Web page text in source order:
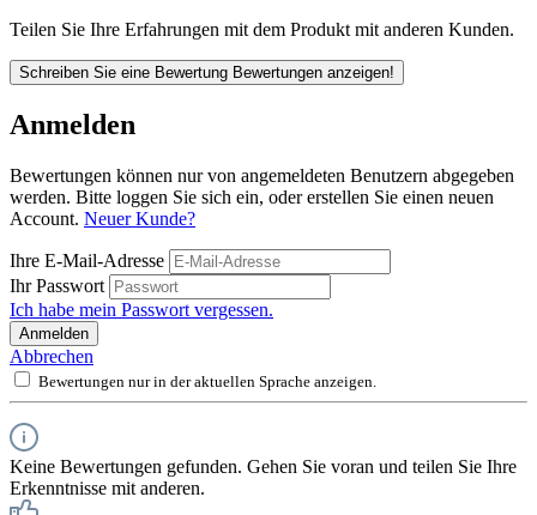
Teilen Sie Ihre Erfahrungen mit dem Produkt mit anderen Kunden.
Schreiben Sie eine Bewertung Bewertungen anzeigen!
Anmelden
Bewertungen können nur von angemeldeten Benutzern abgegeben
werden. Bitte loggen Sie sich ein, oder erstellen Sie einen neuen
Account. Neuer Kunde?
Ihre E-Mail-Adresse
Ihr Passwort
Ich habe mein Passwort vergessen.
Anmelden
Abbrechen
Bewertungen nur in der aktuellen Sprache anzeigen.
Keine Bewertungen gefunden. Gehen Sie voran und teilen Sie Ihre
Erkenntnisse mit anderen.